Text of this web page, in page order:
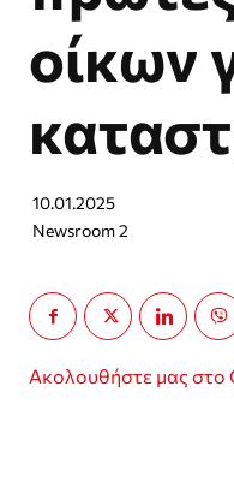
οίκων
10.01.2025
Newsroom 2
Ακολουθήστε μας στο